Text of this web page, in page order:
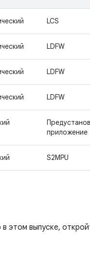
LCS
LDFW
LDFW
LDFW
приложение
S2MPU
этом выпуске,